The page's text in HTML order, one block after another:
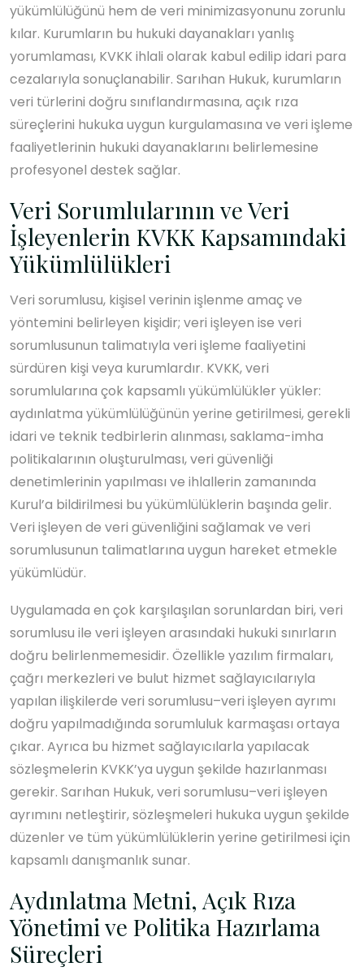
yükümlülüğünü hem de veri minimizasyonunu zorunlu
kılar. Kurumların bu hukuki dayanakları yanlış
yorumlaması, KVKK ihlali olarak kabul edilip idari para
cezalarıyla sonuçlanabilir. Sarıhan Hukuk, kurumların
veri türlerini doğru sınıflandırmasına, açık rıza
süreçlerini hukuka uygun kurgulamasına ve veri işleme
faaliyetlerinin hukuki dayanaklarını belirlemesine
profesyonel destek sağlar.
Veri Sorumlularının ve Veri
İşleyenlerin KVKK Kapsamındaki
Yükümlülükleri
Veri sorumlusu, kişisel verinin işlenme amaç ve
yöntemini belirleyen kişidir; veri işleyen ise veri
sorumlusunun talimatıyla veri işleme faaliyetini
sürdüren kişi veya kurumlardır. KVKK, veri
sorumlularına çok kapsamlı yükümlülükler yükler:
aydınlatma yükümlülüğünün yerine getirilmesi, gerekli
idari ve teknik tedbirlerin alınması, saklama-imha
politikalarının oluşturulması, veri güvenliği
denetimlerinin yapılması ve ihlallerin zamanında
Kurul’a bildirilmesi bu yükümlülüklerin başında gelir.
Veri işleyen de veri güvenliğini sağlamak ve veri
sorumlusunun talimatlarına uygun hareket etmekle
yükümlüdür.
Uygulamada en çok karşılaşılan sorunlardan biri, veri
sorumlusu ile veri işleyen arasındaki hukuki sınırların
doğru belirlenmemesidir. Özellikle yazılım firmaları,
çağrı merkezleri ve bulut hizmet sağlayıcılarıyla
yapılan ilişkilerde veri sorumlusu–veri işleyen ayrımı
doğru yapılmadığında sorumluluk karmaşası ortaya
çıkar. Ayrıca bu hizmet sağlayıcılarla yapılacak
sözleşmelerin KVKK’ya uygun şekilde hazırlanması
gerekir. Sarıhan Hukuk, veri sorumlusu–veri işleyen
ayrımını netleştirir, sözleşmeleri hukuka uygun şekilde
düzenler ve tüm yükümlülüklerin yerine getirilmesi için
kapsamlı danışmanlık sunar.
Aydınlatma Metni, Açık Rıza
Yönetimi ve Politika Hazırlama
Süreçleri